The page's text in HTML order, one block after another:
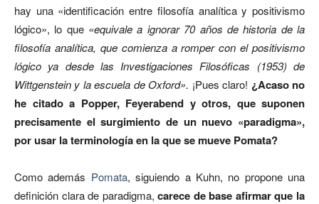
hay una «identificación entre filosofía analítica y positivismo
lógico», lo que «equivale a ignorar 70 años de historia de la
filosofía analítica, que comienza a romper con el positivismo
lógico ya desde las Investigaciones Filosóficas (1953) de
Wittgenstein y la escuela de Oxford». ¡Pues claro! ¿Acaso no
he citado a Popper, Feyerabend y otros, que suponen
precisamente el surgimiento de un nuevo «paradigma»,
por usar la terminología en la que se mueve Pomata?
Como además Pomata, siguiendo a Kuhn, no propone una
definición clara de paradigma,carece de base afirmar que la